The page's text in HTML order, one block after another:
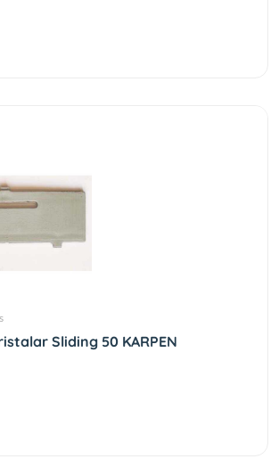
Sliding 50 KARPEN